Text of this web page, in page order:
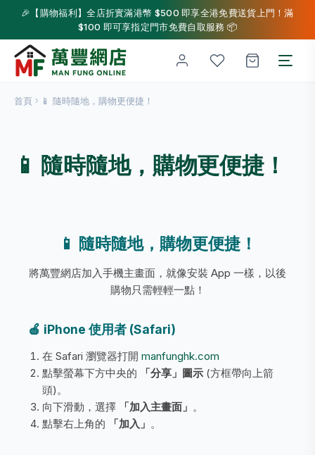
🎉【購物福利】全店折實滿港幣 $500 即享全港免費送貨上門！滿
$100 即可享指定門市免費自取服務 📦
首頁 📱 隨時隨地，購物更便捷！
📱 隨時隨地，購物更便捷！
📱 隨時隨地，購物更便捷！
將萬豐網店加入手機主畫面，就像安裝 App 一樣，以後
購物只需輕輕一點！
🍎 iPhone 使用者 (Safari)
在 Safari 瀏覽器打開 manfunghk.com
點擊螢幕下方中央的
「分享」圖示 (方框帶向上箭
頭)。
向下滑動，選擇
「加入主畫面」 。
點擊右上角的
「加入」 。